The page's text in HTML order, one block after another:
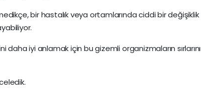
bir hastalık veya ortamlarında ciddi bir değişiklik
daha iyi anlamak için bu gizemli organizmaların sırlarını